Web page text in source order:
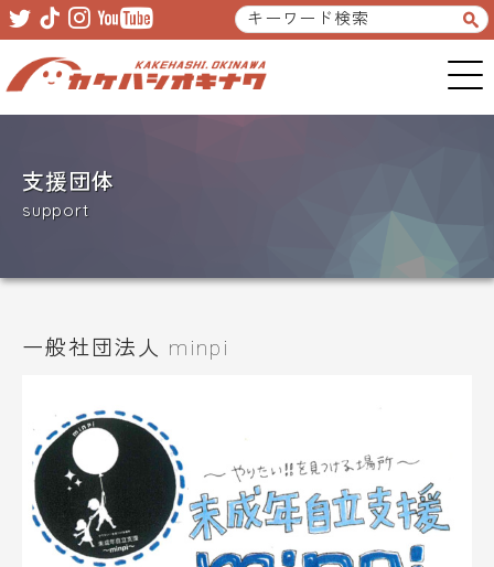
Skip
to
primary
Skip
to
main
支援団体
support
一般社団法人 minpi